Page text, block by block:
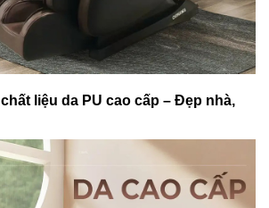
liệu da PU cao cấp – Đẹp nhà,